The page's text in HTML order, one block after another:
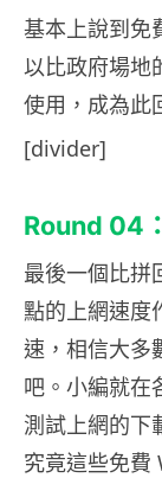
基本上說到免
以比政府場地
使用，成為此
[divider]
Round 04
最後一個比拼
點的上網速度
速，相信大多
吧。小編就在
測試上網的下
究竟這些免費